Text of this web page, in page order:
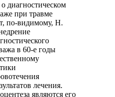
диагностическом
при травме
по-видимому, H.
в 60-е годы
лечения.
являются его